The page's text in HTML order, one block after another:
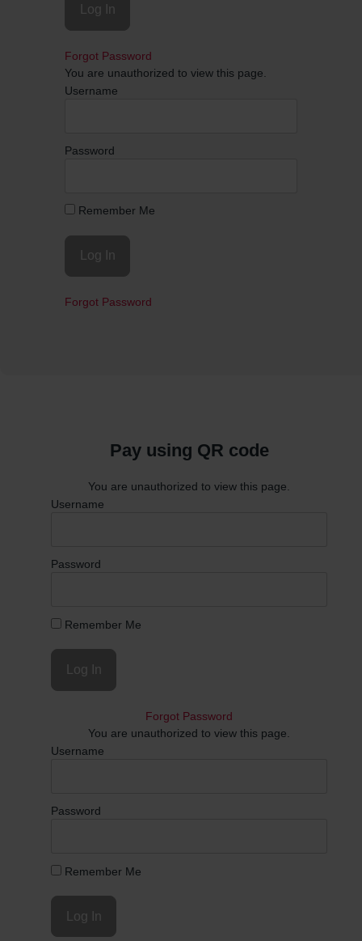
Forgot Password
You are unauthorized to view this page.
Username
Password
Remember Me
Forgot Password
Pay using QR code
You are unauthorized to view this page.
Username
Password
Remember Me
Forgot Password
You are unauthorized to view this page.
Username
Password
Remember Me